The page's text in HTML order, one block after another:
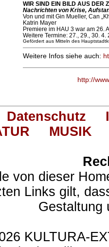
WIR SIND EIN BILD AUS DER
Nachrichten von Krise,
Von und mit Gin Mueller, Can
Katrin Mayer
Premiere im HAU 3 war am 26.
Weitere Termine: 27., 29., 30. 4.
Gefördert aus Mitteln des
Weitere Infos siehe auch:
http://
Datenschutz
MUSIK
von dieser
Links gilt,
Gestaltung
KULTURA-